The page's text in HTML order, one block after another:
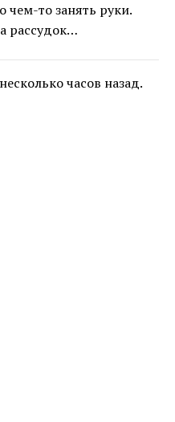
то занять руки.
рассудок…
часов назад.